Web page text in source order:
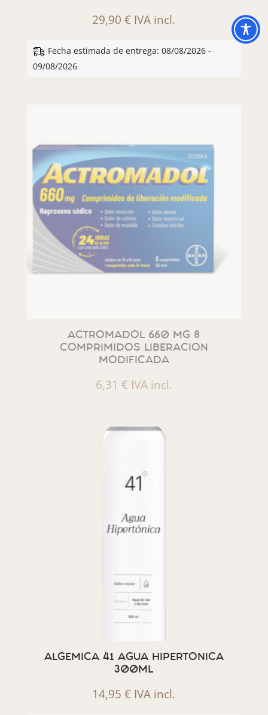
29,90€ IVA incl.
Fecha estimada de entrega: 08/08/2026 -
09/08/2026
ACTROMADOL 660 MG 8
COMPRIMIDOS LIBERACION
MODIFICADA
6,31 € IVA incl.
ALGEMICA 41 AGUA HIPERTONICA
300ML
14,95€ IVA incl.